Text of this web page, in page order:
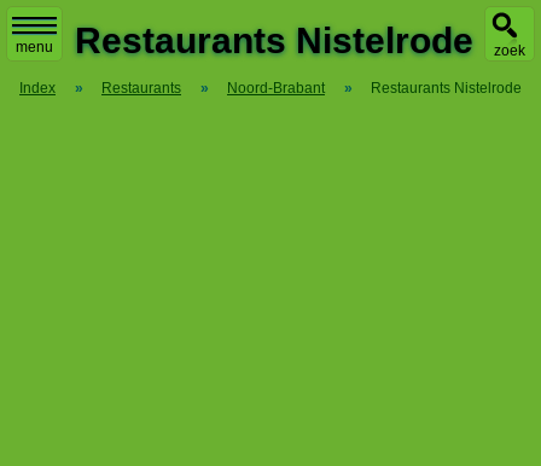
menu zoek
Restaurants Nistelrode
Index » Restaurants » Noord-Brabant » Restaurants Nistelrode